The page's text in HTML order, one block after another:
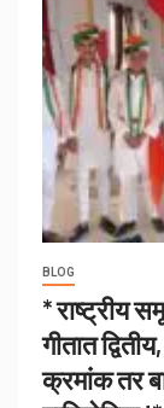
BLOG
* राष्ट्रीय
गीतात
क्रमांक तर